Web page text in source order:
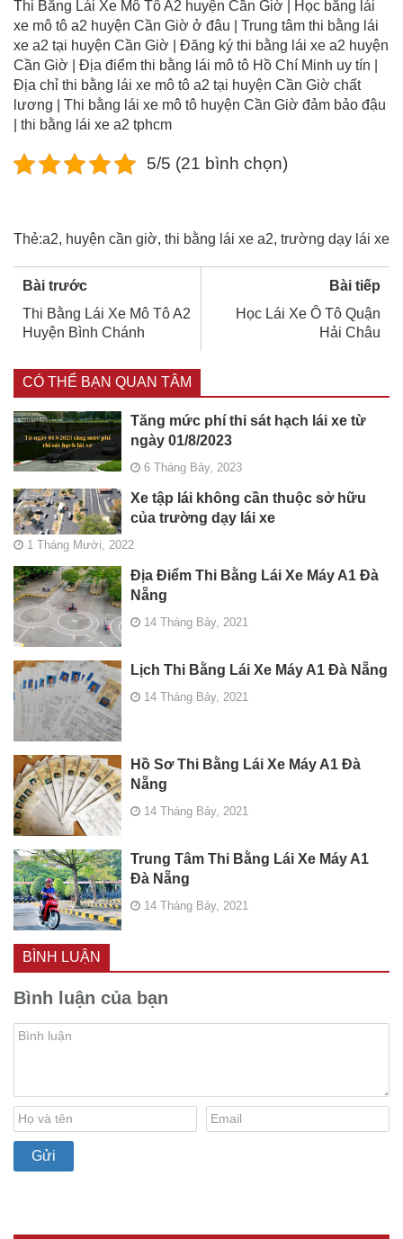
Thi Bằng Lái Xe Mô Tô A2 huyện Cần Giờ | Học bằng lái
xe mô tô a2 huyện Cần Giờ ở đâu | Trung tâm thi bằng lái
xe a2 tại huyện Cần Giờ | Đăng ký thi bằng lái xe a2 huyện
Cần Giờ | Địa điểm thi bằng lái mô tô Hồ Chí Minh uy tín |
Địa chỉ thi bằng lái xe mô tô a2 tại huyện Cần Giờ chất
lương | Thi bằng lái xe mô tô huyện Cần Giờ đảm bảo đậu
| thi bằng lái xe a2 tphcm
5/5 (21 bình chọn)
Thẻ:a2, huyện cần giờ, thi bằng lái xe a2, trường dạy lái xe
Bài trước
Thi Bằng Lái Xe Mô Tô A2
Huyện Bình Chánh
Bài tiếp
Học Lái Xe Ô Tô Quận
Hải Châu
CÓ THỂ BẠN QUAN TÂM
Tăng mức phí thi sát hạch lái xe từ
ngày 01/8/2023
6 Tháng Bảy, 2023
Xe tập lái không cần thuộc sở hữu
của trường dạy lái xe
1 Tháng Mười, 2022
Địa Điểm Thi Bằng Lái Xe Máy A1 Đà
Nẵng
14 Tháng Bảy, 2021
Lịch Thi Bằng Lái Xe Máy A1 Đà Nẵng
14 Tháng Bảy, 2021
Hồ Sơ Thi Bằng Lái Xe Máy A1 Đà
Nẵng
14 Tháng Bảy, 2021
Trung Tâm Thi Bằng Lái Xe Máy A1
Đà Nẵng
14 Tháng Bảy, 2021
BÌNH LUẬN
Bình luận của bạn